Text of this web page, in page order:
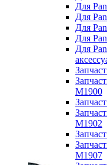
Для
Для
Для
Для
Для
M1900
M1902
M1907